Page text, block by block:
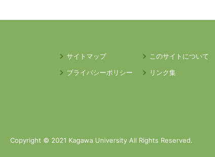
サイトマップ
このサイトについて
プライバシーポリシー
リンク集
Copyright © 2021 Kagawa University All Rights Reserved.